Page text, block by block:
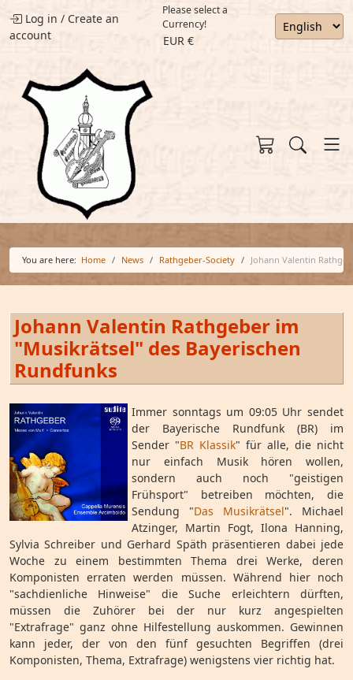
Log in / Create an
account
Please select a
Currency!
EUR €
You are here: Home News Rathgeber-Society Johann Valentin
Johann Valentin Rathgeber im
"Musikrätsel" des Bayerischen
Rundfunks
Immer sonntags um 09:05 Uhr sendet
der Bayerische Rundfunk (BR) im
Sender "BR Klassik" für alle, die nicht
nur einfach Musik hören wollen,
sondern auch noch "geistigen
Frühsport" betreiben möchten, die
Sendung "Das Musikrätsel". Michael
Atzinger, Martin Fogt, Ilona Hanning,
Sylvia Schreiber und Gerhard Späth präsentieren dabei jede
Woche zu einem bestimmten Thema drei Werke, deren
Komponisten erraten werden müssen. Während hier noch
"sachdienliche Hinweise" die Suche erleichtern dürften,
müssen die Zuhörer bei der nur kurz angespielten
"Extrafrage" ganz ohne Hilfestellung auskommen. Gewinnen
kann jeder, der von den fünf gesuchten Begriffen (drei
Komponisten, Thema, Extrafrage) wenigstens vier richtig hat.